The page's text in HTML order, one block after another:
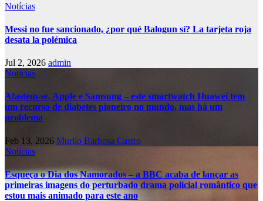
Notícias
Messi no fue sancionado, ¿por qué Balogun sí? La tarjeta roja
desata la polémica
Jul 2, 2026 admin
Notícias
Afastem-se, Apple e Samsung – este smartwatch Huawei tem
um recurso de diabetes pioneiro no mundo, mas há um
problema
Feb 13, 2026 Murilo Barbosa Castro
Notícias
Esqueça o Dia dos Namorados – a BBC acaba de lançar as
primeiras imagens do perturbado drama policial romântico que
estou mais animado para este ano